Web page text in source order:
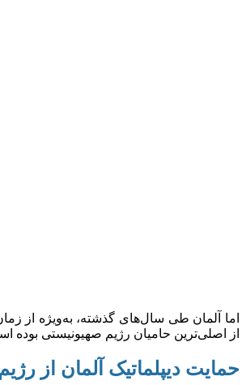
اما آلمان طی سال‌های گذشته، به‌ویژه از
از اصلی‌ترین حامیان رژیم صهیونیستی بوده
حمایت دیپلماتیک آلمان از